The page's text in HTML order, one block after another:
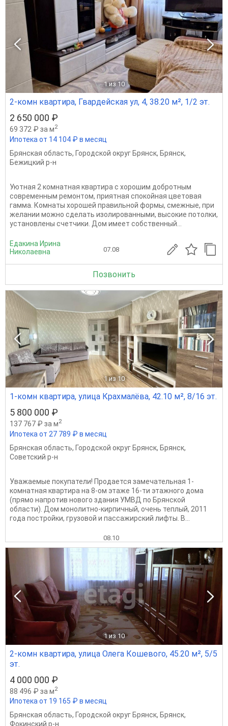
1 из 10
2-комн квартира, Гвардейская ул, 4, 38.20 м², 1/2 эт.
2 650 000 ₽
69 372 ₽ за м2
Ипотека от 14 104 ₽ в месяц
Брянская область, Городской округ Брянск, Брянск,
Бежицкий р-н
Уютная 2 комнатная квартира с хорошим добротным
современным ремонтом, приятная спокойная цветовая
гамма. Комнаты хорошей правильной формы, смежные, при
желании можно сделать изолированными, высокие потолки,
установлены счетчики. Дом имеет собственный...
Едакина Ирина
Николаевна
07.08
Позвонить
1 из 10
1-комн квартира, улица Крахмалёва, 42.10 м², 8/16 эт.
5 800 000 ₽
137 767 ₽ за м2
Ипотека от 27 789 ₽ в месяц
Брянская область, Городской округ Брянск, Брянск,
Советский р-н
Уважаемые покупатели! Продается замечательная 1-
комнатная квартира на 8-ом этаже 16-ти этажного дома
(прямо напротив нового здания УМВД по Брянской
области). Дом монолитно-кирпичный, очень теплый, 2011
года постройки, грузовой и пассажирский лифты. В...
08.10
1 из 10
2-комн квартира, улица Олега Кошевого, 45.20 м², 5/5
эт.
4 000 000 ₽
88 496 ₽ за м2
Ипотека от 19 165 ₽ в месяц
Брянская область, Городской округ Брянск, Брянск,
Фокинский р-н